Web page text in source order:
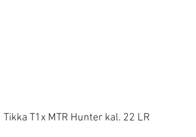
Snel overzicht
Tikka T1x MTR Hunter kal. 22 LR